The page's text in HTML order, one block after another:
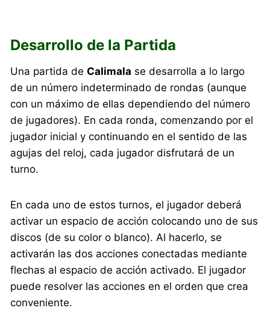
Desarrollo de la Partida
Una partida deCalimala se desarrolla a lo largo
de un número indeterminado de rondas (aunque
con un máximo de ellas dependiendo del número
de jugadores). En cada ronda, comenzando por el
jugador inicial y continuando en el sentido de las
agujas del reloj, cada jugador disfrutará de un
turno.
En cada uno de estos turnos, el jugador deberá
activar un espacio de acción colocando uno de sus
discos (de su color o blanco). Al hacerlo, se
activarán las dos acciones conectadas mediante
flechas al espacio de acción activado. El jugador
puede resolver las acciones en el orden que crea
conveniente.